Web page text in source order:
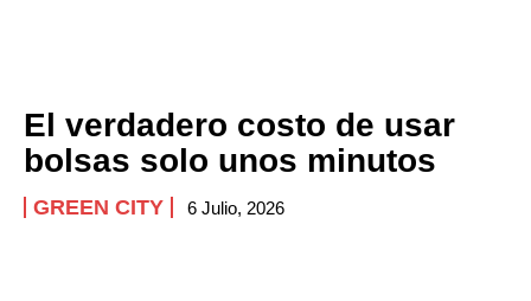
El verdadero costo de usar
bolsas solo unos minutos
GREEN CITY 6 Julio, 2026